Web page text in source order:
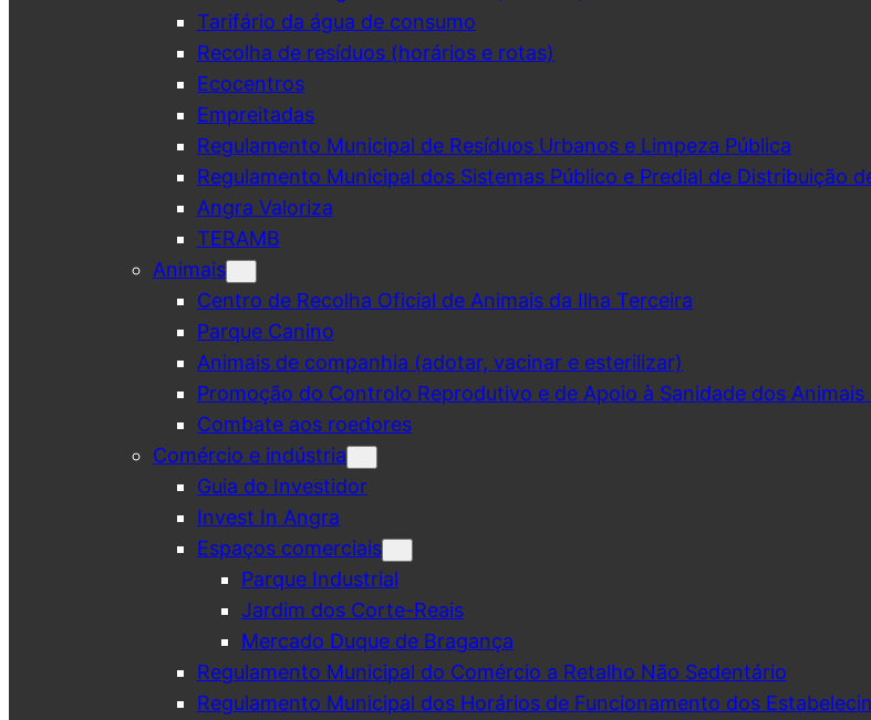
Tarifário da água de consumo
Recolha de resíduos (horários e rotas)
Ecocentros
Empreitadas
Regulamento Municipal de Resíduos Urbanos e Limpeza Pública
Regulamento Municipal dos Sistemas Público e Predial de Distribuição
Angra Valoriza
TERAMB
Animais
Centro de Recolha Oficial de Animais da Ilha Terceira
Parque Canino
Animais de companhia (adotar, vacinar e esterilizar)
Promoção do Controlo Reprodutivo e de Apoio à Sanidade dos Animais
Combate aos roedores
Comércio e indústria
Guia do Investidor
Invest In Angra
Espaços comerciais
Parque Industrial
Jardim dos Corte-Reais
Mercado Duque de Bragança
Regulamento Municipal do Comércio a Retalho Não Sedentário
Regulamento Municipal dos Horários de Funcionamento dos